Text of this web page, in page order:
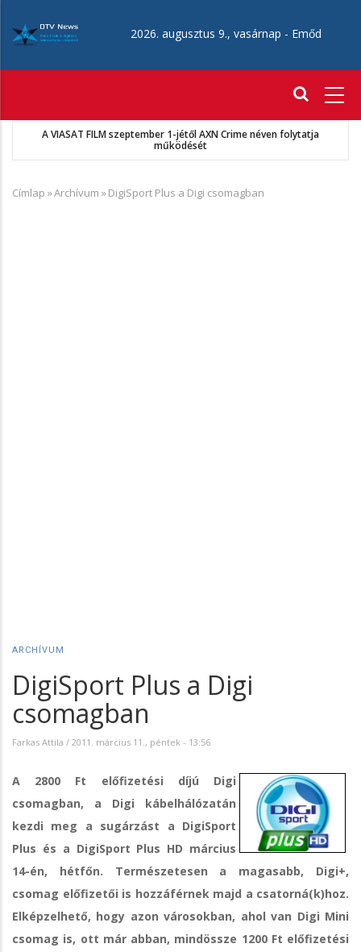
tartalomra
2026. augusztus 9., vasárnap - Emőd
A VIASAT FILM szeptember 1-jétől AXN Crime néven folytatja
működését
Morzsa
Címlap »Archívum »DigiSport Plus a Digi csomagban
ARCHÍVUM
DigiSport Plus a Digi
csomagban
Farkas Attila / 2011. március 11., péntek - 13:56
A 2800 Ft előfizetési díjú Digi
csomagban, a Digi kábelhálózatán
kezdi meg a sugárzást a DigiSport
Plus és a DigiSport Plus HD március
14-én, hétfőn. Természetesen a magasabb, Digi+,
csomag előfizetői is hozzáférnek majd a csatorná(k)hoz.
Elképzelhető, hogy azon városokban, ahol van Digi Mini
csomag is, ott már abban, mindössze 1200 Ft előfizetési